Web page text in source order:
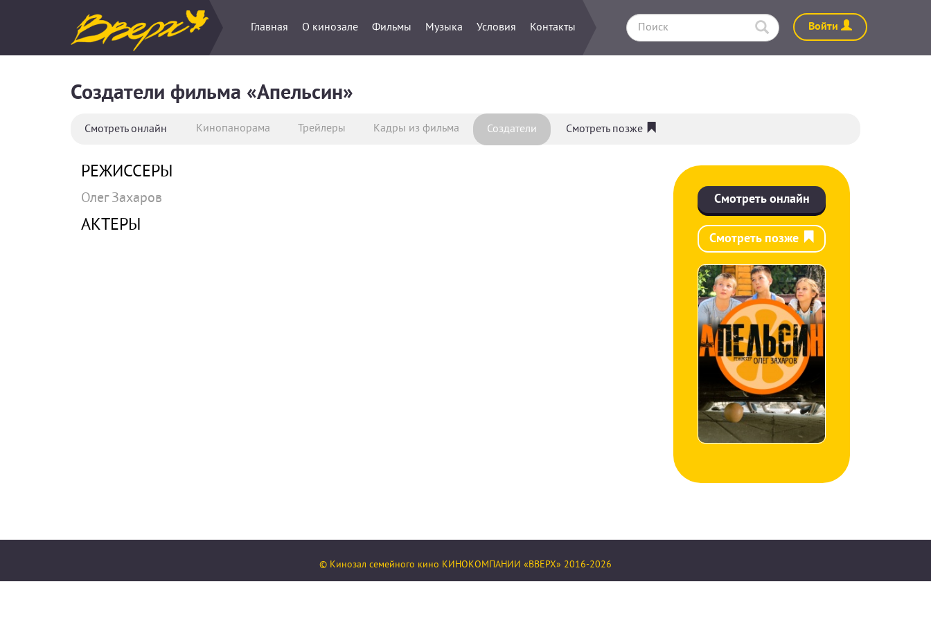
Главная О кинозале Фильмы Музыка Условия Контакты Войти
Создатели фильма «Апельсин»
Смотреть онлайн Кинопанорама Трейлеры Кадры из фильма Создатели Смотреть позже
РЕЖИССЕРЫ
Олег Захаров
АКТЕРЫ
Смотреть онлайн
Смотреть позже
© Кинозал семейного кино КИНОКОМПАНИИ «ВВЕРХ» 2016-2026